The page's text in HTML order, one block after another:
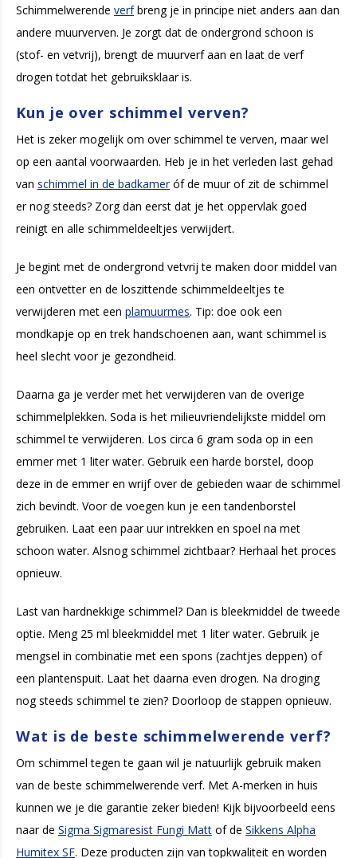
Schimmelwerende verfbreng je in principe niet anders aan dan
andere muurverven. Je zorgt dat de ondergrond schoon is
(stof- en vetvrij), brengt de muurverf aan en laat de verf
drogen totdat het gebruiksklaar is.
Kun je over schimmel verven?
Het is zeker mogelijk om over schimmel te verven, maar wel
op een aantal voorwaarden. Heb je in het verleden last gehad
van schimmel in de badkameróf de muur of zit de schimmel
er nog steeds? Zorg dan eerst dat je het oppervlak goed
reinigt en alle schimmeldeeltjes verwijdert.
Je begint met de ondergrond vetvrij te maken door middel van
een ontvetter en de loszittende schimmeldeeltjes te
verwijderen met een plamuurmes. Tip: doe ook een
mondkapje op en trek handschoenen aan, want schimmel is
heel slecht voor je gezondheid.
Daarna ga je verder met het verwijderen van de overige
schimmelplekken. Soda is het milieuvriendelijkste middel om
schimmel te verwijderen. Los circa 6 gram soda op in een
emmer met 1 liter water. Gebruik een harde borstel, doop
deze in de emmer en wrijf over de gebieden waar de schimmel
zich bevindt. Voor de voegen kun je een tandenborstel
gebruiken. Laat een paar uur intrekken en spoel na met
schoon water. Alsnog schimmel zichtbaar? Herhaal het proces
opnieuw.
Last van hardnekkige schimmel? Dan is bleekmiddel de tweede
optie. Meng 25 ml bleekmiddel met 1 liter water. Gebruik je
mengsel in combinatie met een spons (zachtjes deppen) of
een plantenspuit. Laat het daarna even drogen. Na droging
nog steeds schimmel te zien? Doorloop de stappen opnieuw.
Wat is de beste schimmelwerende verf?
Om schimmel tegen te gaan wil je natuurlijk gebruik maken
van de beste schimmelwerende verf. Met A-merken in huis
kunnen we je die garantie zeker bieden! Kijk bijvoorbeeld eens
naar de Sigma Sigmaresist Fungi Matt of de Sikkens Alpha
Humitex SF. Deze producten zijn van topkwaliteit en worden